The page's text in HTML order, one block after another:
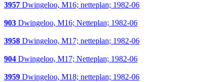
3957 Dwingeloo, M16; netteplan; 1982-06
903 Dwingeloo, M16; Netteplan; 1982-06
3958 Dwingeloo, M17; netteplan; 1982-06
904 Dwingeloo, M17; Netteplan; 1982-06
3959 Dwingeloo, M18; netteplan; 1982-06